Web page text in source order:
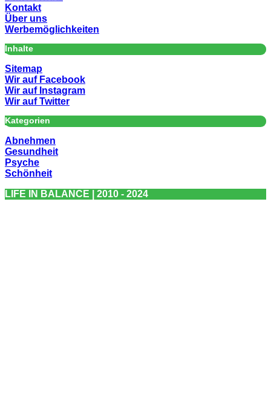
Kontakt
Über uns
Werbemöglichkeiten
Inhalte
Sitemap
Wir auf Facebook
Wir auf Instagram
Wir auf Twitter
Kategorien
Abnehmen
Gesundheit
Psyche
Schönheit
LIFE IN BALANCE | 2010 - 2024